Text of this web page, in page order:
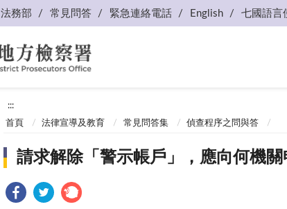
法務部 常見問答 緊急連絡電話 English 七國語言
:::
首頁 法律宣導及教育 常見問答集 偵查程序之問與答
請求解除「警示帳戶」，應向何機關